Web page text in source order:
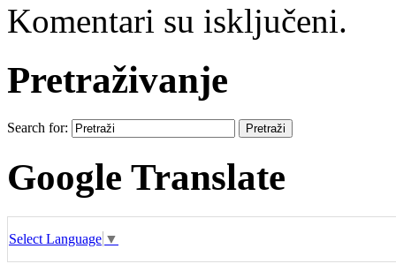
Komentari su isključeni.
Pretraživanje
Search for:
Google Translate
Select Language ▼